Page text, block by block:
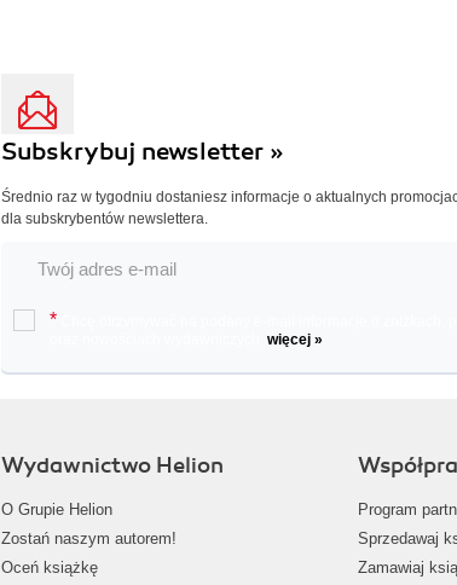
Subskrybuj newsletter »
Średnio raz w tygodniu dostaniesz informacje o aktualnych
dla subskrybentów newslettera.
*
więcej »
Wydawnictwo Helion
O Grupie Helion
Zostań naszym autorem!
Oceń książkę
Program
Sprzedawaj
Zamawiaj